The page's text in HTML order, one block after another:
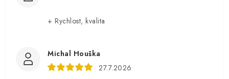
+ Rychlost, kvalita
Michal Houška
27.7.2026